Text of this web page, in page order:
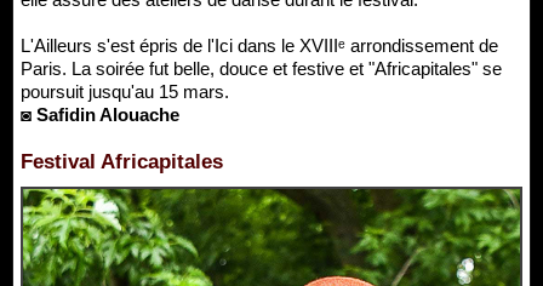
L'Ailleurs s'est épris de l'Ici dans le XVIIIᵉ arrondissement de
Paris. La soirée fut belle, douce et festive et "Africapitales" se
poursuit jusqu'au 15 mars.
◙ Safidin Alouache
Festival Africapitales